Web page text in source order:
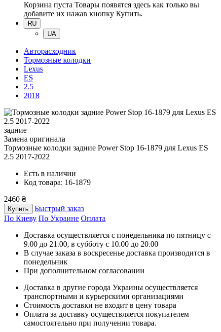
Корзина пуста Товары появятся здесь как только вы
добавите их нажав кнопку Купить.
RU
UA
Авторасходник
Тормозные колодки
Lexus
ES
2.5
2018
задние
Замена оригинала
Тормозные колодки задние Power Stop 16-1879 для Lexus ES
2.5 2017-2022
Есть в наличии
Код товара: 16-1879
2460 ₴
Купить
Быстрый заказ
По Киеву По Украине Оплата
Доставка осуществляется с понедельника по пятницу с
9.00 до 21.00, в субботу с 10.00 до 20.00
В случае заказа в воскресенье доставка производится в
понедельник
При дополнительном согласовании
Доставка в другие города Украины осуществляется
транспортными и курьерскими организациями
Стоимость доставки не входит в цену товара
Оплата за доставку осуществляется покупателем
самостоятельно при получении товара.